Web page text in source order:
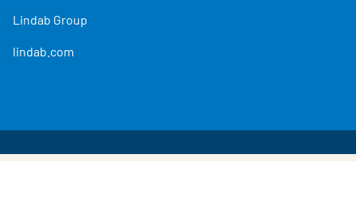
Lindab Group
lindab.com